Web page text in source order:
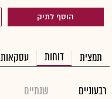
הוסף לתיק
תמצית דוחות עסקאות
רבעוניים שנתיים